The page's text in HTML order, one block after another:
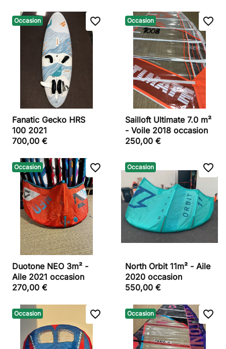
Occasion favorite_border
Fanatic Gecko HRS
100 2021
700,00 €
Occasion favorite_border
Sailloft Ultimate 7.0 m²
- Voile 2018 occasion
250,00 €
Occasion favorite_border
Duotone NEO 3m² -
Aile 2021 occasion
270,00 €
Occasion favorite_border
North Orbit 11m² - Aile
2020 occasion
550,00 €
Occasion favorite_border Occasion favorite_border